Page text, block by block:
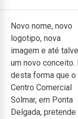
Novo nome, novo
logotipo, nova
imagem e até
um novo conceito.
desta forma que o
Centro Comercial
Solmar, em Ponta
Delgada, pretende